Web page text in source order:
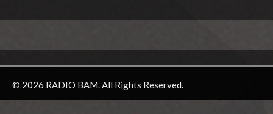
© 2026 RADIO BAM. All Rights Reserved.